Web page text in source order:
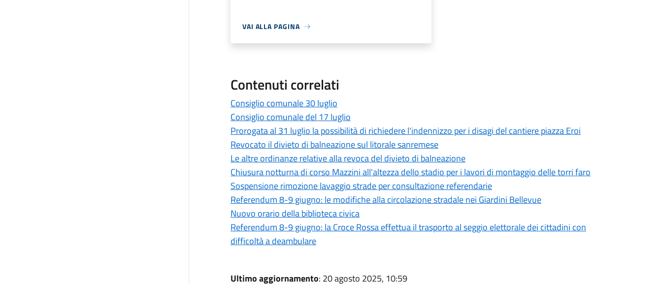
VAI ALLA PAGINA
Contenuti correlati
Consiglio comunale 30 luglio
Consiglio comunale del 17 luglio
Prorogata al 31 luglio la possibilità di richiedere l'indennizzo per i disagi del cantiere piazza Eroi
Revocato il divieto di balneazione sul litorale sanremese
Le altre ordinanze relative alla revoca del divieto di balneazione
Chiusura notturna di corso Mazzini all'altezza dello stadio per i lavori di montaggio delle torri faro
Sospensione rimozione lavaggio strade per consultazione referendarie
Referendum 8-9 giugno: le modifiche alla circolazione stradale nei Giardini Bellevue
Nuovo orario della biblioteca civica
Referendum 8-9 giugno: la Croce Rossa effettua il trasporto al seggio elettorale dei cittadini con
difficoltà a deambulare
Ultimo aggiornamento: 20 agosto 2025, 10:59